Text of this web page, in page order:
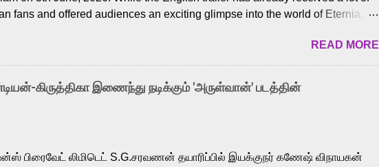
fans and offered audiences an exciting glimpse into the world of Eternia,
buzz is the film’s powerful Tamil voice cast led by celebrated playback
his voice to the iconic superhero He-Man. Known for memorable songs
Raavan, “Oru Maalai” from Ghajini, and “Mun Andhi” from 7 Aum Arivu,
versatile voice and strong command over multiple languages, making him
character. Adithya Menon, known for portraying memorable
READ MORE
கிருத்திகா இணைந்து நடிக்கும் 'அருள்வான்' படத்தின்
பிரைவேட் லிமிடெட் S.G.சரவணன் தயாரிப்பில் இயக்குநர் கணேஷ் விநாயகன்